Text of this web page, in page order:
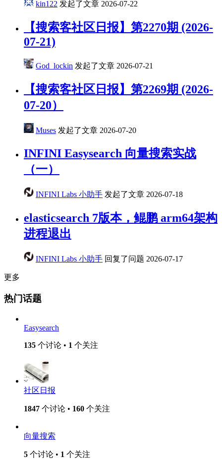
kin122 发起了文章 2026-07-22
【搜索客社区日报】第2270期 (2026-
07-21)
God_lockin 发起了文章 2026-07-21
【搜索客社区日报】第2269期 (2026-
07-20）
Muses 发起了文章 2026-07-20
INFINI Easysearch 向量搜索实战
（一）
INFINI Labs 小助手 发起了文章 2026-07-18
elasticsearch 7版本，鲲鹏 arm64架构
进程退出
INFINI Labs 小助手 回复了问题 2026-07-17
更多
热门话题
Easysearch
135 个讨论 • 1 个关注
社区日报
1847 个讨论 • 160 个关注
向量搜索
5 个讨论 • 1 个关注